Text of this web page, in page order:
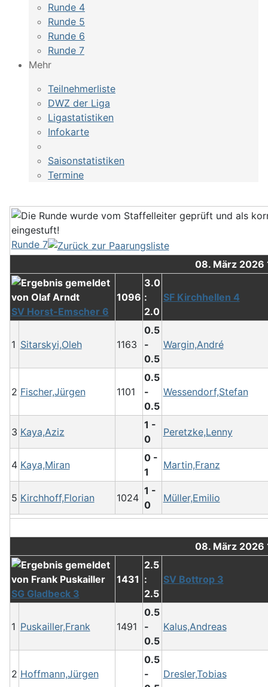
Runde 4
Runde 5
Runde 6
Runde 7
Mehr
Teilnehmerliste
DWZ der Liga
Ligastatistiken
Infokarte
Saisonstatistiken
Termine
Runde 7
08. März 2026
SV Horst-Emscher 6
1096
3.0
:
2.0
SF Kirchhellen 4
1 Sitarskyi,Oleh 1163
0.5
-
0.5
Wargin,André
2 Fischer,Jürgen 1101
0.5
-
0.5
Wessendorf,Stefan
3 Kaya,Aziz
1 -
0
Peretzke,Lenny
4 Kaya,Miran
0 -
1
Martin,Franz
5 Kirchhoff,Florian 1024
1 -
0
Müller,Emilio
08. März 2026
SG Gladbeck 3
1431
2.5
:
2.5
SV Bottrop 3
1 Puskailler,Frank 1491
0.5
-
0.5
Kalus,Andreas
2 Hoffmann,Jürgen
0.5
-
Dresler,Tobias